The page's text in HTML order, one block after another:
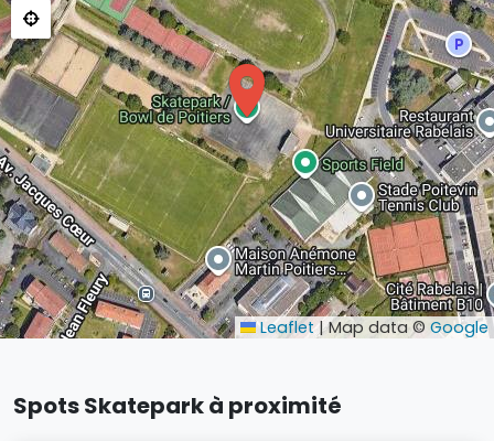
Leaflet |Map data © Google
Spots Skatepark à proximité